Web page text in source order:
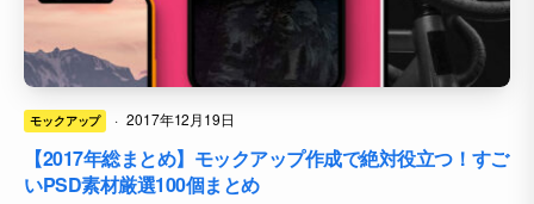
モックアップ · 2017年12月19日
【2017年総まとめ】モックアップ作成で絶対役立つ！すご
いPSD素材厳選100個まとめ